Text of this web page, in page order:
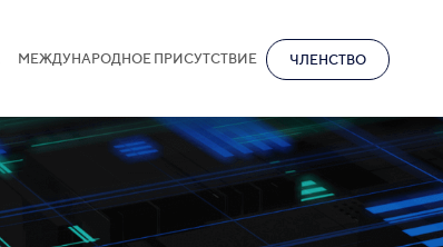
МЕЖДУНАРОДНОЕ ПРИСУТСТВИЕ ЧЛЕНСТВО